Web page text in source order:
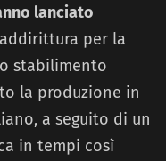
lanciato
per la
stabilimento
la produzione in
a seguito di un
in tempi così